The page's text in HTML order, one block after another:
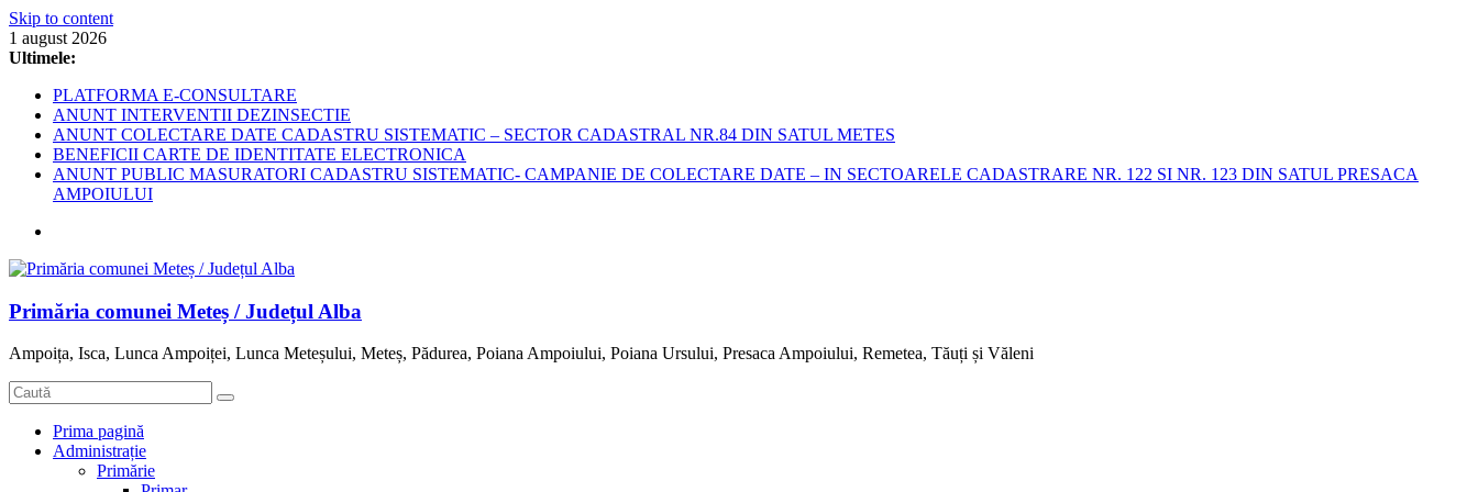
Skip to content
1 august 2026
Ultimele:
PLATFORMA E-CONSULTARE
ANUNT INTERVENTII DEZINSECTIE
ANUNT COLECTARE DATE CADASTRU SISTEMATIC – SECTOR CADASTRAL NR.84 DIN SATUL METES
BENEFICII CARTE DE IDENTITATE ELECTRONICA
ANUNT PUBLIC MASURATORI CADASTRU SISTEMATIC- CAMPANIE DE COLECTARE DATE – IN SECTOARELE CADASTRARE NR. 122 SI NR. 123 DIN SATUL PRESACA
AMPOIULUI
Primăria comunei Meteș / Județul Alba
Ampoița, Isca, Lunca Ampoiței, Lunca Meteșului, Meteș, Pădurea, Poiana Ampoiului, Poiana Ursului, Presaca Ampoiului, Remetea, Tăuți și Văleni
Prima pagină
Administrație
Primărie